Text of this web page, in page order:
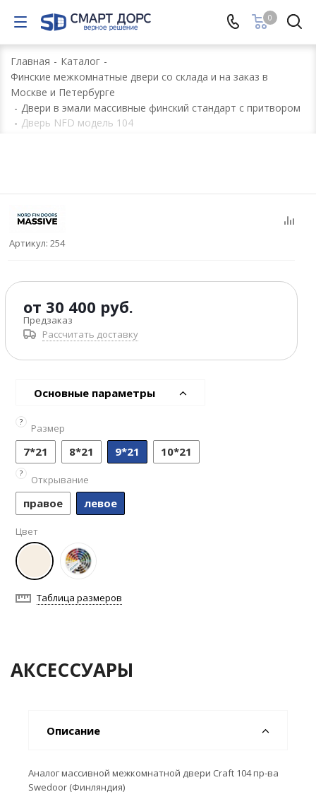
0
Главная - Каталог -
Финские межкомнатные двери со склада и на заказ в
Москве и Петербурге
- Двери в эмали массивные финский стандарт с притвором
- Дверь NFD модель 104
Артикул: 254
от 30 400 руб.
Предзаказ
Рассчитать доставку
Основные параметры
?
Размер
7*21 8*21 9*21 10*21
?
Открывание
правое левое
Цвет
Таблица размеров
АКСЕССУАРЫ
Описание
Аналог массивной межкомнатной двери Craft 104 пр-ва
Swedoor (Финляндия)